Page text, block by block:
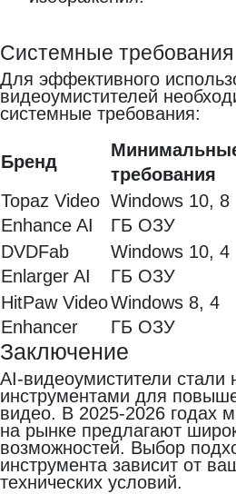
Системные требования
Для эффективного
видеоумистителей
системные требования:
Бренд
требования
Topaz Video
Enhance AI
Windows 10, 8
ГБ ОЗУ
DVDFab
Enlarger AI
Windows 10, 4
ГБ ОЗУ
HitPaw Video
Enhancer
Windows 8, 4
ГБ ОЗУ
Заключение
AI-видеоумистители
инструментами для
видео. В 2025-2026 годах
на рынке предлагают
возможностей. Выбор
инструмента зависит от
технических условий.